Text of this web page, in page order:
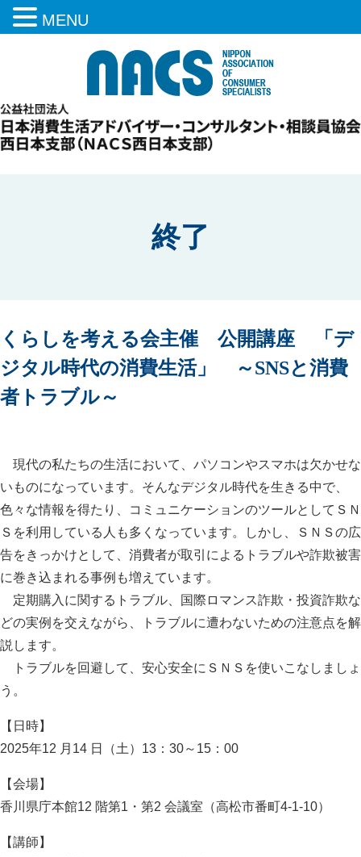
終了
くらしを考える会主催 公開講座 「デ
ジタル時代の消費生活」 ～SNSと消費
者トラブル～
現代の私たちの生活において、パソコンやスマホは欠かせな
いものになっています。そんなデジタル時代を生きる中で、
色々な情報を得たり、コミュニケーションのツールとしてＳＮ
Ｓを利用している人も多くなっています。しかし、ＳＮＳの広
告をきっかけとして、消費者が取引によるトラブルや詐欺被害
に巻き込まれる事例も増えています。
定期購入に関するトラブル、国際ロマンス詐欺・投資詐欺な
どの実例を交えながら、トラブルに遭わないための注意点を解
説します。
トラブルを回避して、安心安全にＳＮＳを使いこなしましょ
う。
【日時】
2025年12 月14 日（土）13：30～15：00
【会場】
香川県庁本館12 階第1・第2 会議室（高松市番町4-1-10）
【講師】
MENU